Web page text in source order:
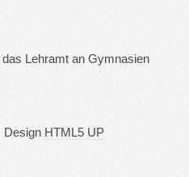
Lehramt an Gymnasien
Design HTML5 UP